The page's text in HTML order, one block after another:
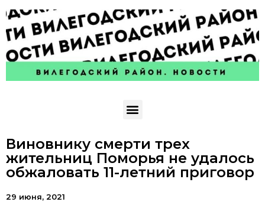
Виновнику смерти трех
жительниц Поморья не удалось
обжаловать 11-летний приговор
29 июня, 2021